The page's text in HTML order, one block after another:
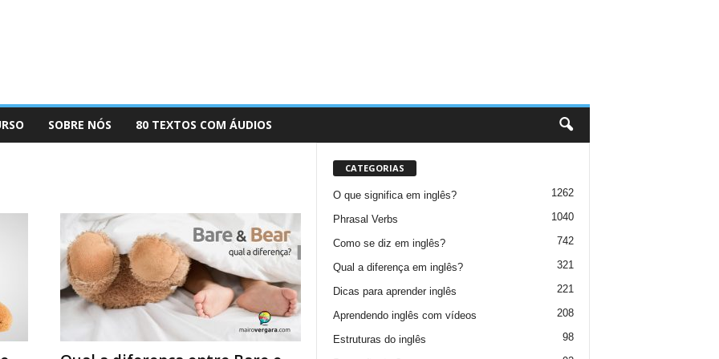
SOBRE NÓS 80 TEXTOS COM ÁUDIOS
CATEGORIAS
O que significa em inglês? 1262
Phrasal Verbs 1040
Como se diz em inglês? 742
Qual a diferença em inglês? 321
Dicas para aprender inglês 221
Aprendendo inglês com vídeos 208
Estruturas do inglês 98